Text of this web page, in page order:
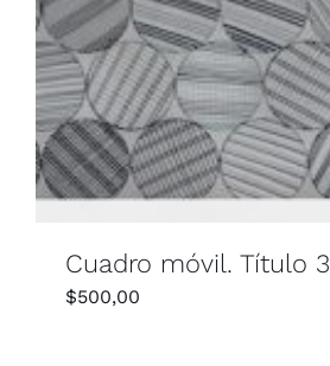
Cuadro móvil. Título 3
$500,00